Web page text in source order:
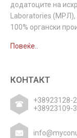
додатоците на
Laboratories
100% органски
Повеќе..
КОНТАКТ
+38923128-
+38923109-